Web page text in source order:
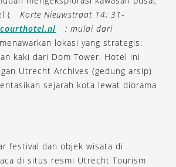
(
Korte Nieuwstraat 14; 31-
courthotel.nl
; mulai dari
lokasi yang strategis:
kaki dari Dom Tower. Hotel ini
Utrecht Archives (gedung arsip)
sejarah kota lewat diorama
festival dan objek wisata di
di situs resmi Utrecht Tourism